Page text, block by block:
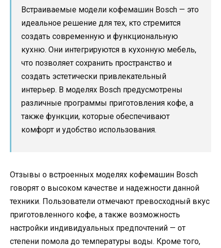
Встраиваемые модели кофемашин Bosch — это
идеальное решение для тех, кто стремится
создать современную и функциональную
кухню. Они интегрируются в кухонную мебель,
что позволяет сохранить пространство и
создать эстетически привлекательный
интерьер. В моделях Bosch предусмотрены
различные программы приготовления кофе, а
также функции, которые обеспечивают
комфорт и удобство использования.
Отзывы о встроенных моделях кофемашин Bosch
говорят о высоком качестве и надежности данной
техники. Пользователи отмечают превосходный вкус
приготовленного кофе, а также возможность
настройки индивидуальных предпочтений — от
степени помола до температуры воды. Кроме того,